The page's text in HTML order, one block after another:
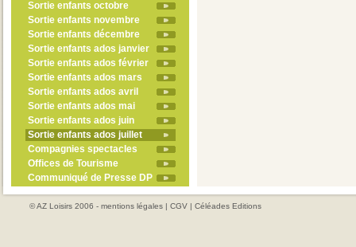
Sortie enfants octobre
Sortie enfants novembre
Sortie enfants décembre
Sortie enfants ados janvier
Sortie enfants ados février
Sortie enfants ados mars
Sortie enfants ados avril
Sortie enfants ados mai
Sortie enfants ados juin
Sortie enfants ados juillet
Compagnies spectacles
Offices de Tourisme
Communiqué de Presse DP
© AZ Loisirs 2006 - mentions légales | CGV | Céléades Editions